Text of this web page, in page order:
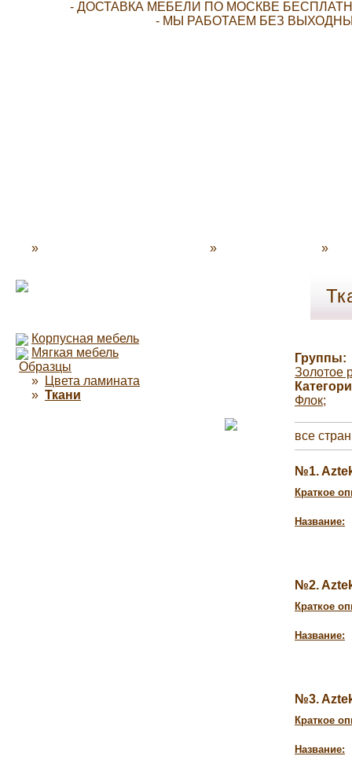
- ДОСТАВКА МЕБЕЛИ ПО МОСКВЕ
- МЫ РАБОТАЕМ БЕЗ
» » »
Корпусная мебель
Мягкая мебель
Образцы
»
Цвета ламината
» Ткани
Группы:
Золотое
Флок;
все
№1.
Краткое
Название:
№2.
Краткое
Название:
№3.
Краткое
Название: